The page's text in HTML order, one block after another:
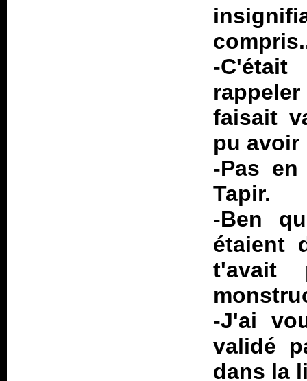
-
faisait
pu avoir
-Pas
Tapir.
-Ben
étaient
t'avait
-J'ai
validé
dans la